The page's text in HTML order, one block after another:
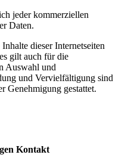
jeder kommerziellen
Daten.
dieser Internetseiten
gilt auch für die
Auswahl und
und Vervielfältigung sind
Genehmigung gestattet.
Kontakt